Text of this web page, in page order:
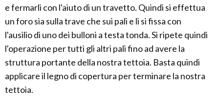
e fermarli con l'aiuto di un travetto. Quindi si effettua
un foro sia sulla trave che sui pali e li si fissa con
l'ausilio di uno dei bulloni a testa tonda. Si ripete quindi
l'operazione per tutti gli altri pali fino ad avere la
struttura portante della nostra tettoia. Basta quindi
applicare il legno di copertura per terminare la nostra
tettoia.